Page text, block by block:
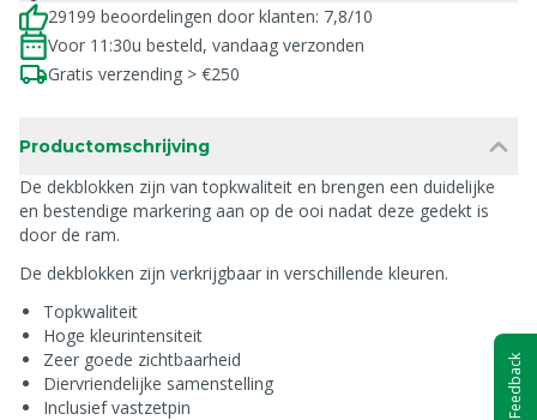
29199 beoordelingen door klanten: 7,8/10
Voor 11:30u besteld, vandaag verzonden
Gratis verzending > €250
Productomschrijving
De dekblokken zijn van topkwaliteit en brengen een duidelijke
en bestendige markering aan op de ooi nadat deze gedekt is
door de ram.
De dekblokken zijn verkrijgbaar in verschillende kleuren.
Topkwaliteit
Hoge kleurintensiteit
Zeer goede zichtbaarheid
Diervriendelijke samenstelling
Inclusief vastzetpin
Feedback